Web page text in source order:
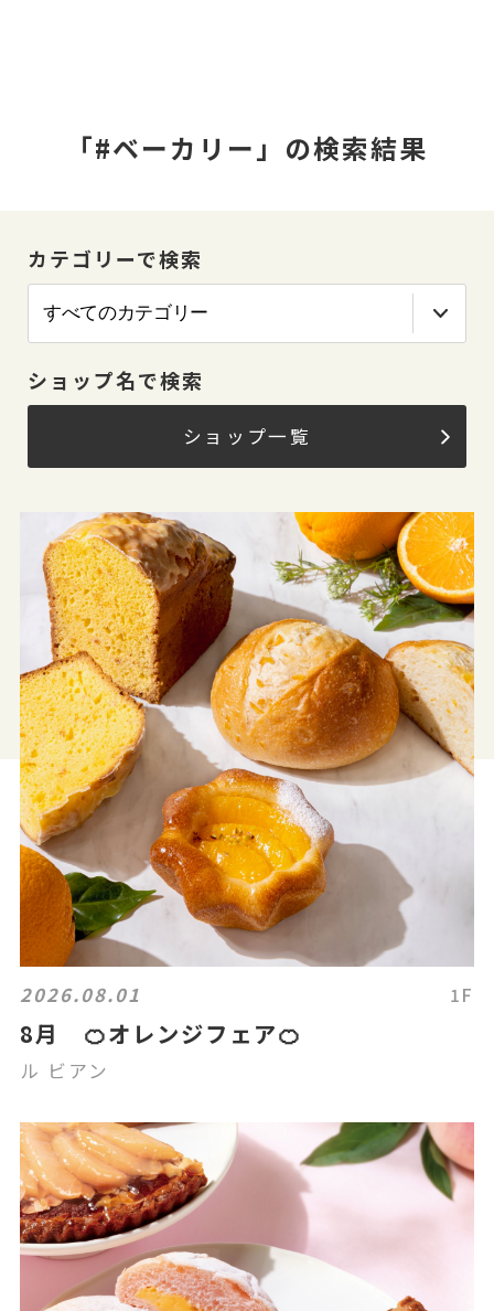
「#ベーカリー」の検索結果
カテゴリーで検索
ショップ名で検索
ショップ一覧
2026.08.01 1F
8月 🍊オレンジフェア🍊
ル ビアン